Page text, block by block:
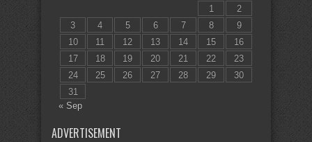
1
2
3
4 5 6 7 8
9
10
11 12 13 14 15
16
17
18 19 20 21 22
23
24
25 26 27 28 29
30
31
« Sep
ADVERTISEMENT